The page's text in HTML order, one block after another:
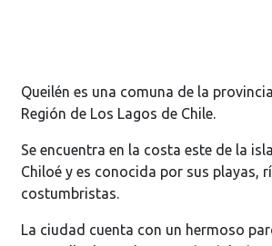
Queilén es una comuna de la
Región de Los Lagos de Chile.
Se encuentra en la costa este de la
Chiloé y es conocida por sus playas,
costumbristas.
La ciudad cuenta con un hermoso